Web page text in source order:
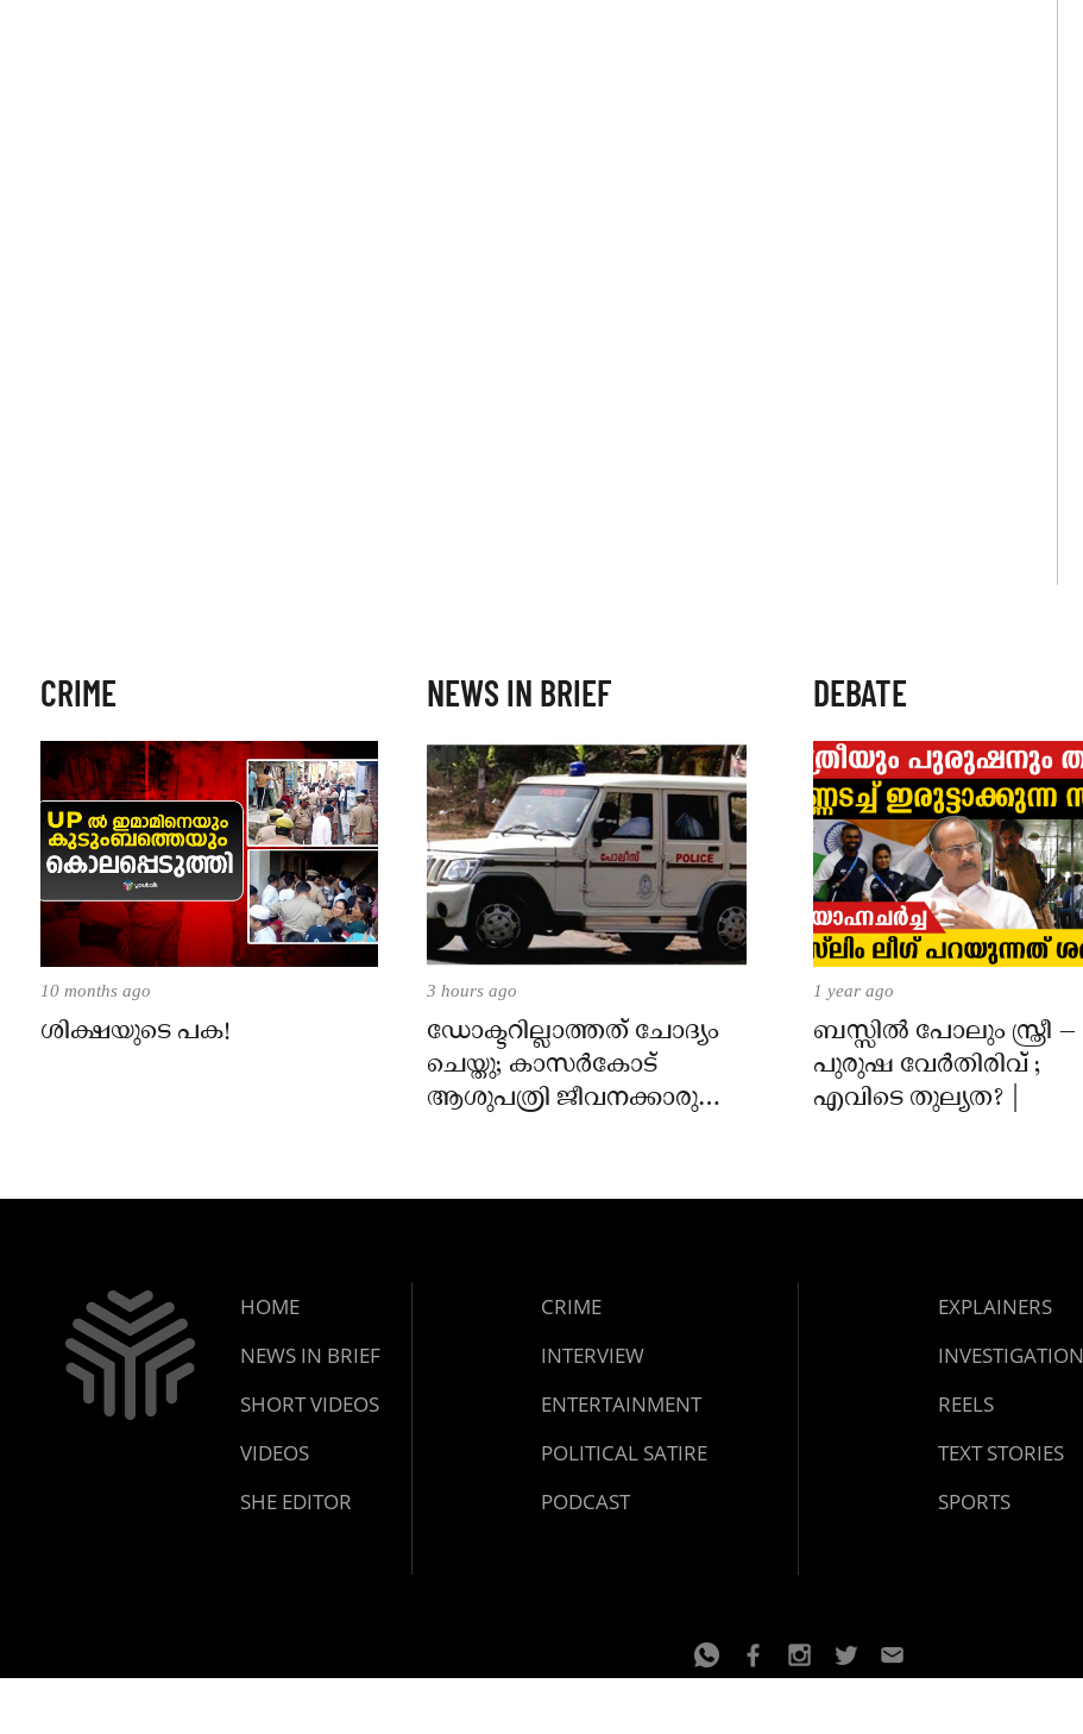
CRIME
10 months ago
ശിക്ഷയുടെ പക!
NEWS IN BRIEF
3 hours ago
ഡോക്ടറില്ലാത്തത് ചോദ്യം
ചെയ്തു; കാസർകോട്
ആശുപത്രി ജീവനക്കാരുടെ
DEBATE
1 year ago
ബസ്സിൽ പോലും സ്ത്രീ –
പുരുഷ വേർതിരിവ് ;
എവിടെ തുല്യത? |
HOME
NEWS IN BRIEF
SHORT VIDEOS
VIDEOS
SHE EDITOR
CRIME
INTERVIEW
ENTERTAINMENT
POLITICAL SATIRE
PODCAST
EXPLAINERS
INVESTIGATION
REELS
TEXT STORIES
SPORTS